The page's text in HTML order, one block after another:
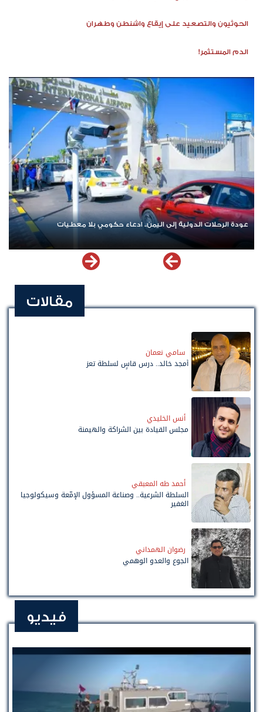
الحوثيون والتصعيد على إيقاع واشنطن وطهران
الدم المستثمر!
عودة الرحلات الدولية إلى اليمن.. ادعاء حكومي بلا معطيات
مقالات
سامي نعمان
أمجد خالد.. درس قاسٍ لسلطة تعز
أنس الخليدي
مجلس القيادة بين الشراكة والهيمنة
أحمد طه المعبقي
السلطة الشرعية.. وصناعة المسؤول الإمّعة وسيكولوجيا
الغفير
رضوان الهمداني
الجوع والعدو الوهمي
فيديو